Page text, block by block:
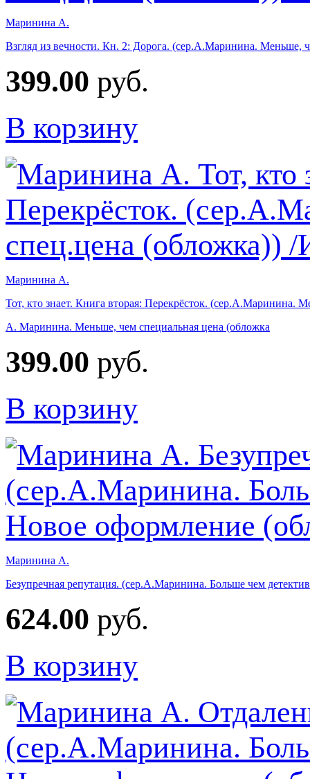
Маринина А.
Взгляд из вечности. Кн. 2: Дорога. (сер.А.Маринина. Меньше,
399.00 руб.
В корзину
Маринина А.
Тот, кто знает. Книга вторая: Перекрёсток.
А. Маринина. Меньше, чем специальная цена (обложка
399.00 руб.
В корзину
Маринина А.
Безупречная репутация. (сер.А.Маринина. Больше чем
624.00 руб.
В корзину